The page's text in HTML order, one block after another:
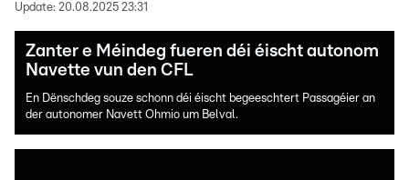
Update: 20.08.2025 23:31
Zanter e Méindeg fueren déi éischt autonom
Navette vun den CFL
En Dënschdeg souze schonn déi éischt begeeschtert Passagéier an
der autonomer Navett Ohmio um Belval.